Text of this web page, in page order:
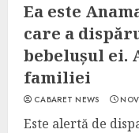
Ea este
care a
bebelușul ei.
familiei
CABARET NEWS
Este alertă de